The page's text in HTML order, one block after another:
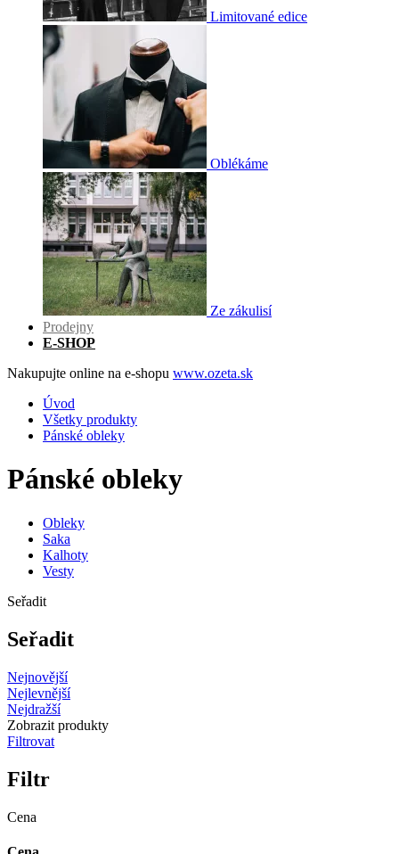
Limitované edice
Oblékáme
Ze zákulisí
Prodejny
E-SHOP
Nakupujte online na e-shopu www.ozeta.sk
Úvod
Všetky produkty
Pánské obleky
Pánské obleky
Obleky
Saka
Kalhoty
Vesty
Seřadit
Seřadit
Nejnovější
Nejlevnější
Nejdražší
Zobrazit produkty
Filtrovat
Filtr
Cena